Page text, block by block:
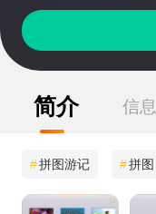
简介 信息
#拼图游记 #拼图